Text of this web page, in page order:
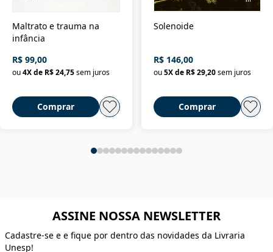
Maltrato e trauma na
infância
R$ 99,00
ou4X de R$ 24,75sem juros
Comprar
Solenoide
R$ 146,00
ou 5X de R$ 29,20 sem juros
Comprar
ASSINE NOSSA NEWSLETTER
Cadastre-se e e fique por dentro das novidades da Livraria
Unesp!